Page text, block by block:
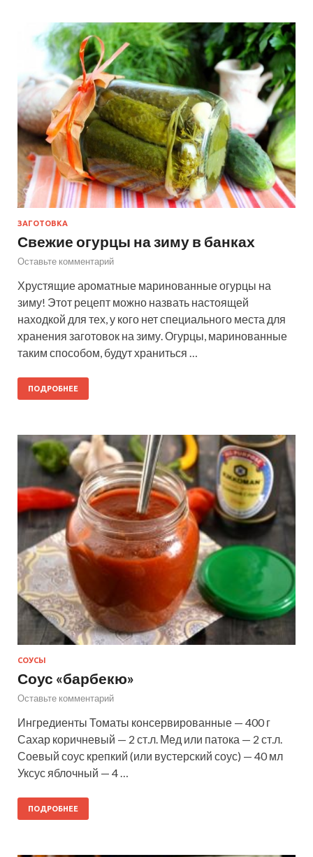
ЗАГОТОВКА
Свежие огурцы на зиму в банках
Оставьте комментарий
Хрустящие ароматные маринованные огурцы на
зиму! Этот рецепт можно назвать настоящей
находкой для тех, у кого нет специального места для
хранения заготовок на зиму. Огурцы, маринованные
таким способом, будут храниться …
ПОДРОБНЕЕ
СОУСЫ
Соус «барбекю»
Оставьте комментарий
Ингредиенты Томаты консервированные — 400 г
Сахар коричневый — 2 ст.л. Мед или патока — 2 ст.л.
Соевый соус крепкий (или вустерский соус) — 40 мл
Уксус яблочный — 4 …
ПОДРОБНЕЕ